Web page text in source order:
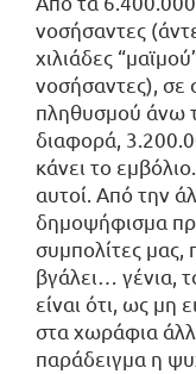
νοσήσαντες
χιλιάδες
νοσήσαντες), σε
πληθυσμού άνω
διαφορά,
κάνει το
αυτοί. Από την
δημοψήφισμα
συμπολίτες μας,
βγάλει… γένια,
είναι ότι, ως μη
στα χωράφια
παράδειγμα η